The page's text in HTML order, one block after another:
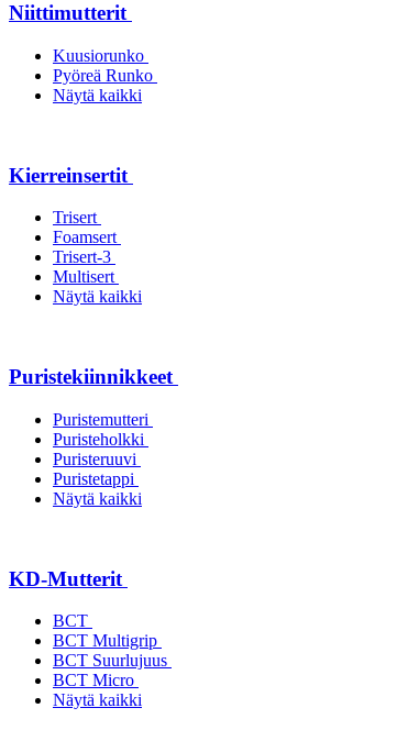
Niittimutterit
Kuusiorunko
Pyöreä Runko
Näytä kaikki
Kierreinsertit
Trisert
Foamsert
Trisert-3
Multisert
Näytä kaikki
Puristekiinnikkeet
Puristemutteri
Puristeholkki
Puristeruuvi
Puristetappi
Näytä kaikki
KD-Mutterit
BCT
BCT Multigrip
BCT Suurlujuus
BCT Micro
Näytä kaikki